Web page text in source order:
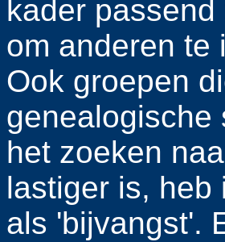
kader
om anderen te
Ook groepen
genealogische
het zoeken
lastiger is, heb
als 'bijvangst'.